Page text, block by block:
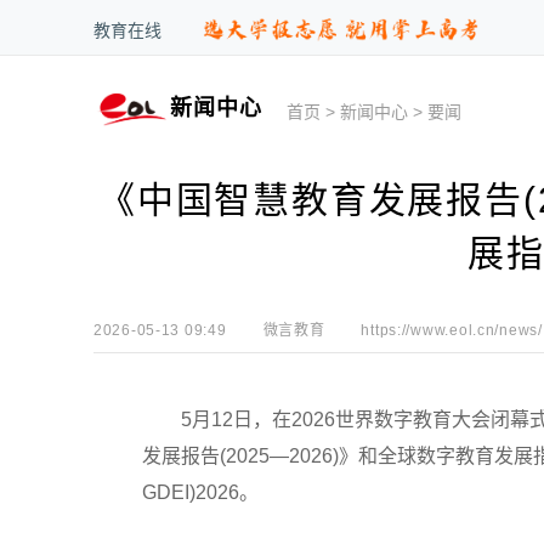
教育在线
新闻中心 首页 >新闻中心 > 要闻
《中国智慧教育发展报
展
2026-05-13 09:49 微言教育 https://www.eol.cn/news/
5月12日，在2026世界数字教育大会闭幕式
发展报告(2025—2026)》和全球数字教育发展
GDEI)2026。